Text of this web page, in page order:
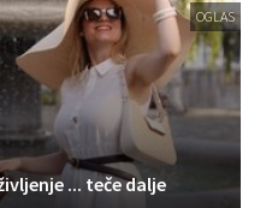
OGLAS
... teče dalje